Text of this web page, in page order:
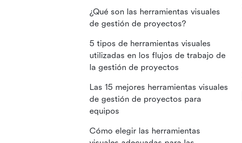
¿Qué son las herramientas visuales
de gestión de proyectos?
5 tipos de herramientas visuales
utilizadas en los flujos de trabajo de
la gestión de proyectos
Las 15 mejores herramientas visuales
de gestión de proyectos para
equipos
Cómo elegir las herramientas